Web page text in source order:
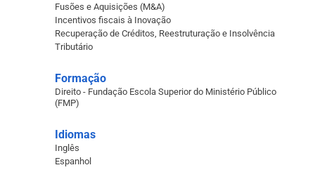
Fusões e Aquisições (M&A)
Incentivos fiscais à Inovação
Recuperação de Créditos, Reestruturação e Insolvência
Tributário
Formação
Direito - Fundação Escola Superior do Ministério Público
(FMP)
Idiomas
Inglês
Espanhol